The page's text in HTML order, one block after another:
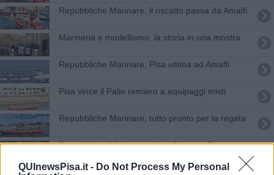
QUInewsPisa.it - Do Not Process My Personal
Repubbliche Marinare, il riscatto passa da Amalfi
Marineria e modellismo, la storia in una mostra
Repubbliche Marinare, Pisa ultima ad Amalfi
Pisa vince il Palio remiero a equipaggi misti
Repubbliche Marinare, tutto pronto per la regata
Repubbliche Marinare, vince Genova, Pisa terza
Dalla crisi del PD alla giunta Conti: Trapani a tutto